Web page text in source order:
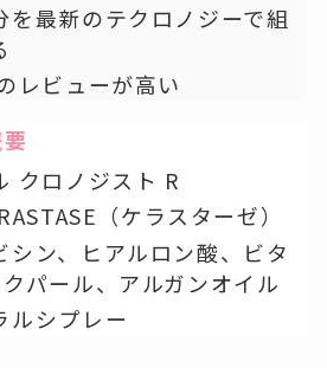
を最新のテクロノジーで組
レビューが高い
クロノジスト R
（ケラスターゼ）
シン、ヒアルロン酸、ビタ
パール、アルガンオイル
ルシプレー